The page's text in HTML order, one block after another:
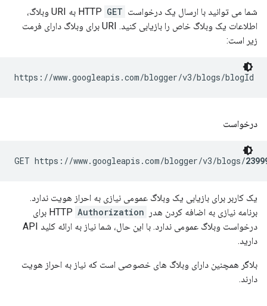
شما می توانید با ارسال یک درخواست HTTP GET
به URI وبلاگ،
اطلاعات یک وبلاگ خاص را بازیابی کنید. URI برای وبلاگ دارای فرمت
زیر است:
https://www.googleapis.com/blogger/v3/blogs/blogId
درخواست
GET https://www.googleapis.com/blogger/v3/blogs/
یک کاربر برای بازیابی یک وبلاگ عمومی نیازی به احراز هویت ندارد.
برنامه نیازی به اضافه کردن هدر HTTP
Authorization
برای
درخواست وبلاگ عمومی ندارد. با این حال، شما نیاز به ارائه کلید API
دارید.
بلاگر همچنین دارای وبلاگ های خصوصی است که نیاز به احراز هویت
دارند.